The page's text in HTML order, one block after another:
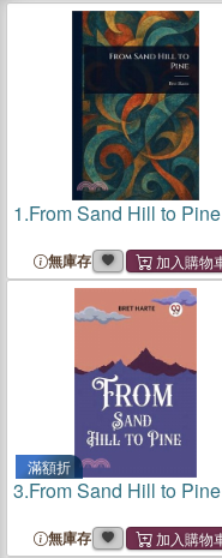
1.From Sand Hill to Pine
無庫存
滿額折
3.From Sand Hill to Pine
無庫存